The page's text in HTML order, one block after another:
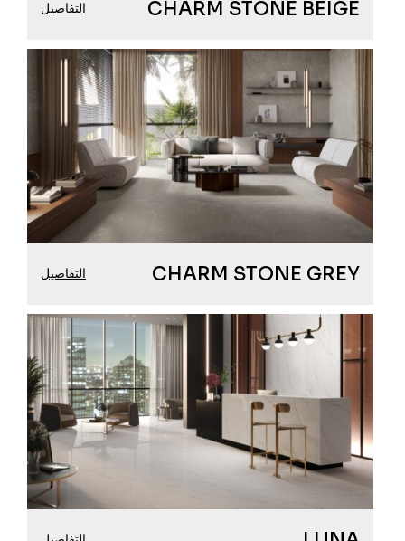
CHARM STONE BEIGE التفاصيل
CHARM STONE GREY التفاصيل